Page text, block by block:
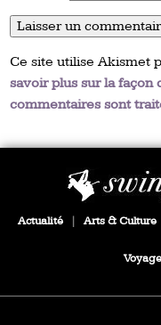
Ce site utilise Akismet
savoir plus sur la façon
commentaires sont
Actualité Arts & Culture